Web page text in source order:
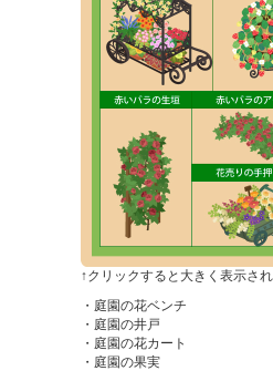
↑クリックすると大きく表示され
・庭園の花ベンチ
・庭園の井戸
・庭園の花カート
・庭園の果実